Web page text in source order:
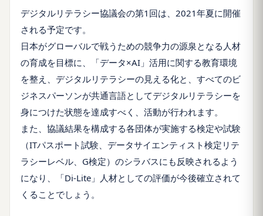
デジタルリテラシー協議会の第1回は、2021年夏に開催
される予定です。
日本がグローバルで戦うための競争力の源泉となる人材
の育成を目標に、「データ×AI」活用に関する教育環境
を整え、デジタルリテラシーの見える化と、すべてのビ
ジネスパーソンが共通言語としてデジタルリテラシーを
身につけた状態を達成すべく、活動が行われます。
また、協議結果を構成する各団体が実施する検定や試験
（ITパスポート試験、データサイエンティスト検定リテ
ラシーレベル、G検定）のシラバスにも反映されるよう
になり、「Di-Lite」人材としての評価が今後確立されて
くることでしょう。